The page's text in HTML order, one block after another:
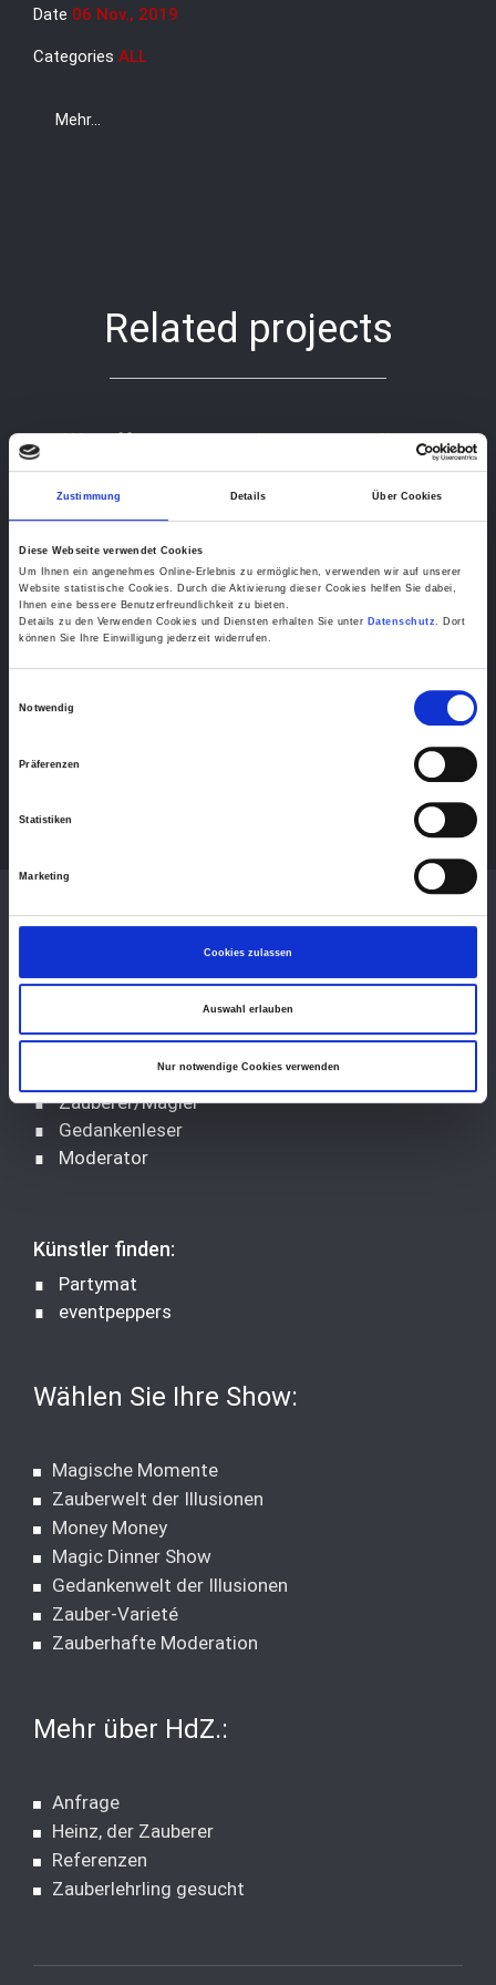
Zustimmung Details Über Cookies
Diese Webseite verwendet Cookies
Um Ihnen ein angenehmes Online-Erlebnis zu ermöglichen, verwenden wir auf unserer
Website statistische Cookies. Durch die Aktivierung dieser Cookies helfen Sie dabei,
Ihnen eine bessere Benutzerfreundlichkeit zu bieten.
Details zu den Verwenden Cookies und Diensten erhalten Sie unter Datenschutz. Dort
können Sie Ihre Einwilligung jederzeit widerrufen.
Notwendig
Präferenzen
Statistiken
Marketing
Cookies zulassen
Auswahl erlauben
Nur notwendige Cookies verwenden
Date 06 Nov., 2019
Categories ALL
Mehr...
Related projects
We offer great services to our clients
Heinz, der Zauberer
∎ Zauberer/Magier
∎ Gedankenleser
∎ Moderator
Künstler finden:
∎ Partymat
∎ eventpeppers
Wählen Sie Ihre Show:
Magische Momente
Zauberwelt der Illusionen
Money Money
Magic Dinner Show
Gedankenwelt der Illusionen
Zauber-Varieté
Zauberhafte Moderation
Mehr über HdZ.:
Anfrage
Heinz, der Zauberer
Referenzen
Zauberlehrling gesucht